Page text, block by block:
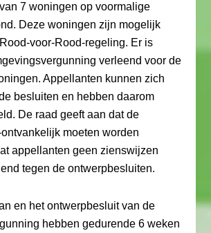
7 woningen op voormalige
Deze woningen zijn mogelijk
voor-Rood-regeling. Er is
verleend voor de
Appellanten kunnen zich
besluiten en hebben daarom
De raad geeft aan dat de
moeten worden
appellanten geen zienswijzen
tegen de ontwerpbesluiten.
en het ontwerpbesluit van de
hebben gedurende 6 weken